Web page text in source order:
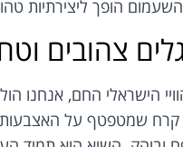
הופך ליצירתיות
צהובים
הישראלי החם, אנחנו
קרח שמטפטף על